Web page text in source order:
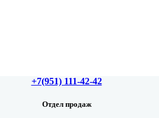
+7(951) 111-42-42
Отдел продаж